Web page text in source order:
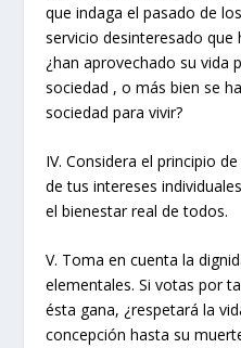
que indaga el pasado de
servicio desinteresado
¿han aprovechado su vida
sociedad , o más bien se
sociedad para vivir?
IV. Considera el principio
de tus intereses
el bienestar real de todos.
V. Toma en cuenta la
elementales. Si votas por
ésta gana, ¿respetará la
concepción hasta su